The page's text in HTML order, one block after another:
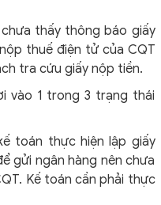
thấy thông báo giấy
thuế điện tử của CQT
tra cứu giấy nộp tiền.
vào 1 trong 3 trạng thái
toán thực hiện lập giấy
gửi ngân hàng nên chưa
Kế toán cần phải thực